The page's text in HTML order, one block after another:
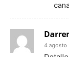
4 agosto